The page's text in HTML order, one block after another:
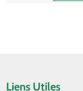
Liens Utiles